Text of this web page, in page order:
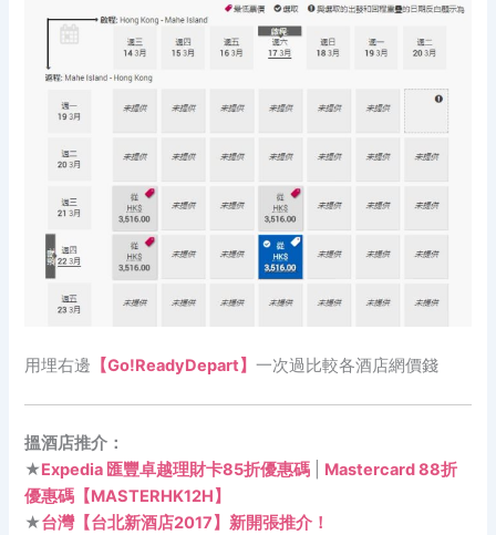
用埋右邊 【Go!ReadyDepart】一次過比較各酒店網價錢
搵酒店推介：
★Expedia 匯豐卓越理財卡85折優惠碼
Mastercard 88折
優惠碼【MASTERHK12H】
★台灣【台北新酒店2017】新開張推介！